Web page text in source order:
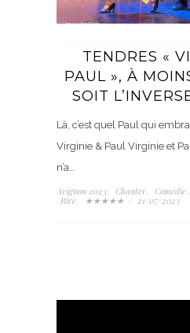
TENDRES «
PAUL », À
SOIT
Là, c’est quel Paul qui
Virginie & Paul Virginie et
n’a…
Avignon 2023, Chanter, Comédie
Rire, ★★★★★ / 21/07/2023